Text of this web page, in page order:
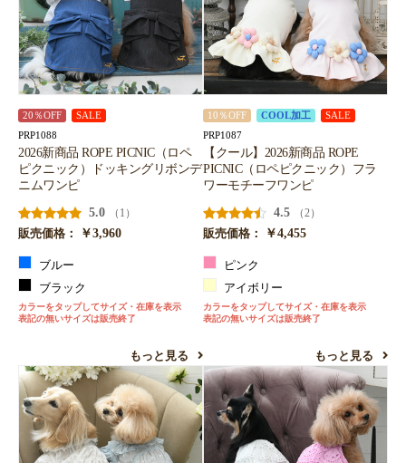
20％OFF SALE
PRP1088
2026新商品 ROPE PICNIC（ロペ
ピクニック）ドッキングリボンデ
ニムワンピ
5.0
（1）
販売価格：
￥3,960
ブルー
ブラック
カラーをタップしてサイズ・在庫を表示
表記の無いサイズは販売終了
もっと見る
10％OFF COOL加工 SALE
PRP1087
【クール】2026新商品 ROPE
PICNIC（ロペピクニック）フラ
ワーモチーフワンピ
4.5
（2）
販売価格：
￥4,455
ピンク
アイボリー
カラーをタップしてサイズ・在庫を表示
表記の無いサイズは販売終了
もっと見る